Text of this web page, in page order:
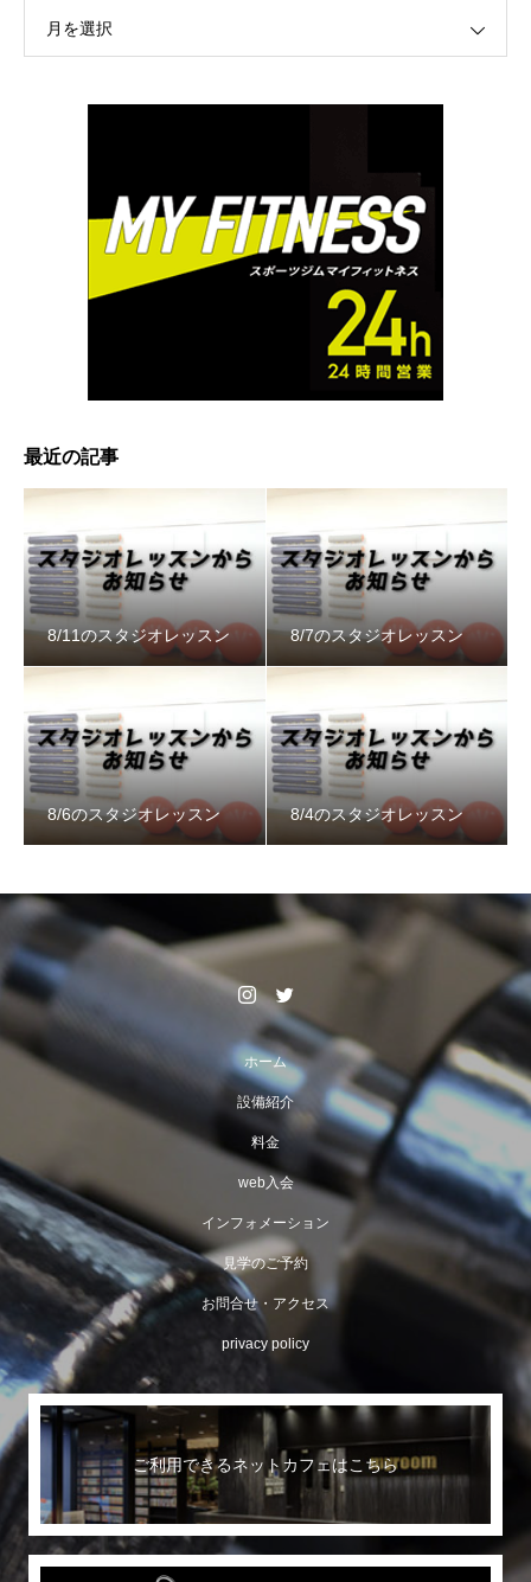
月を選択
最近の記事
8/11のスタジオレッスン 8/7のスタジオレッスン
8/6のスタジオレッスン 8/4のスタジオレッスン
ホーム
設備紹介
料金
web入会
インフォメーション
見学のご予約
お問合せ・アクセス
privacy policy
ご利用できるネットカフェはこちら